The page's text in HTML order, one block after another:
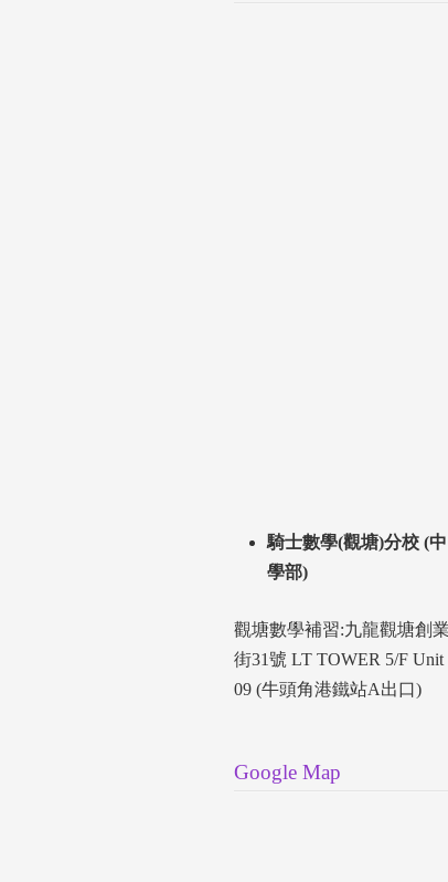
騎士數學(觀塘)分校 (中
學部)
觀塘數學補習:九龍觀塘創業
街31號 LT TOWER 5/F Unit
09 (牛頭角港鐵站A出口)
Google Map